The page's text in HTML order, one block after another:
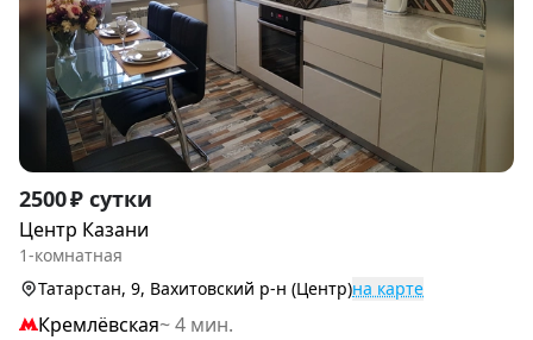
Item
1
of
2500 ₽ сутки
Центр Казани
1-комнатная
Татарстан, 9, Вахитовский р-н (Центр)на карте
Кремлёвская~ 4 мин.